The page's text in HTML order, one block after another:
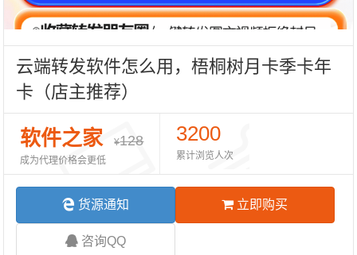
云端转发软件怎么用，梧桐树月卡季卡年
卡（店主推荐）
软件之家 ¥128
成为代理价格会更低
3200
累计浏览人次
货源通知 立即购买
咨询QQ